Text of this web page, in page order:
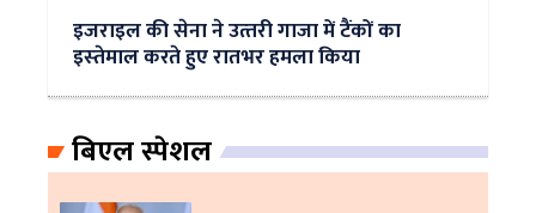
इजराइल की सेना ने उत्‍तरी गाजा में टैंकों का
इस्‍तेमाल करते हुए रातभर हमला किया
बिएल स्पेशल